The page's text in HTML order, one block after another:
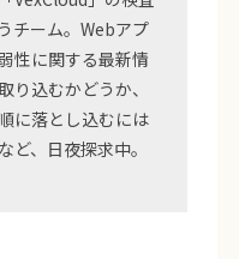
チーム。Webアプ
性に関する最新情
り込むかどうか、
に落とし込むには
ど、日夜探求中。